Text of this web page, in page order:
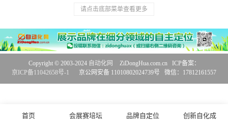
请点击底部菜单查看更多
首页 会展赛培坛 品牌自定位 创新自化成
Copyright © 2003-2024 自动化网
ZiDongHua.com.cn ICP备案：
京ICP备11042658号-1
京公网安备 11010802024739号 微信：17812161557